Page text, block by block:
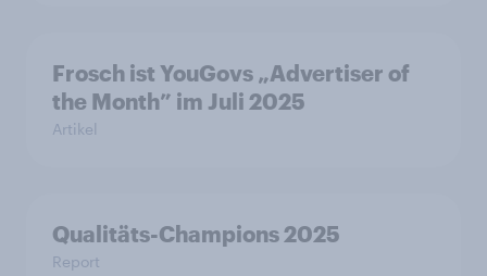
Frosch ist YouGovs „Advertiser of
the Month” im Juli 2025
Artikel
Qualitäts-Champions 2025
Report